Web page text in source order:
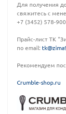
Для получения
свяжитесь с
+7 (3452) 578-900
Прайс-лист ТК
по email:
Рекомендуем
Crumble-shop.ru